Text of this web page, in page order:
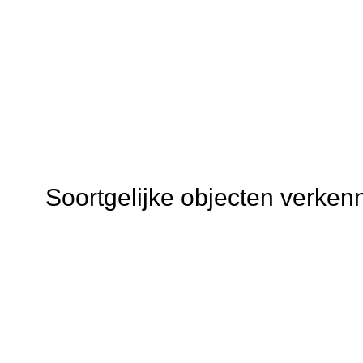
Soortgelijke objecten